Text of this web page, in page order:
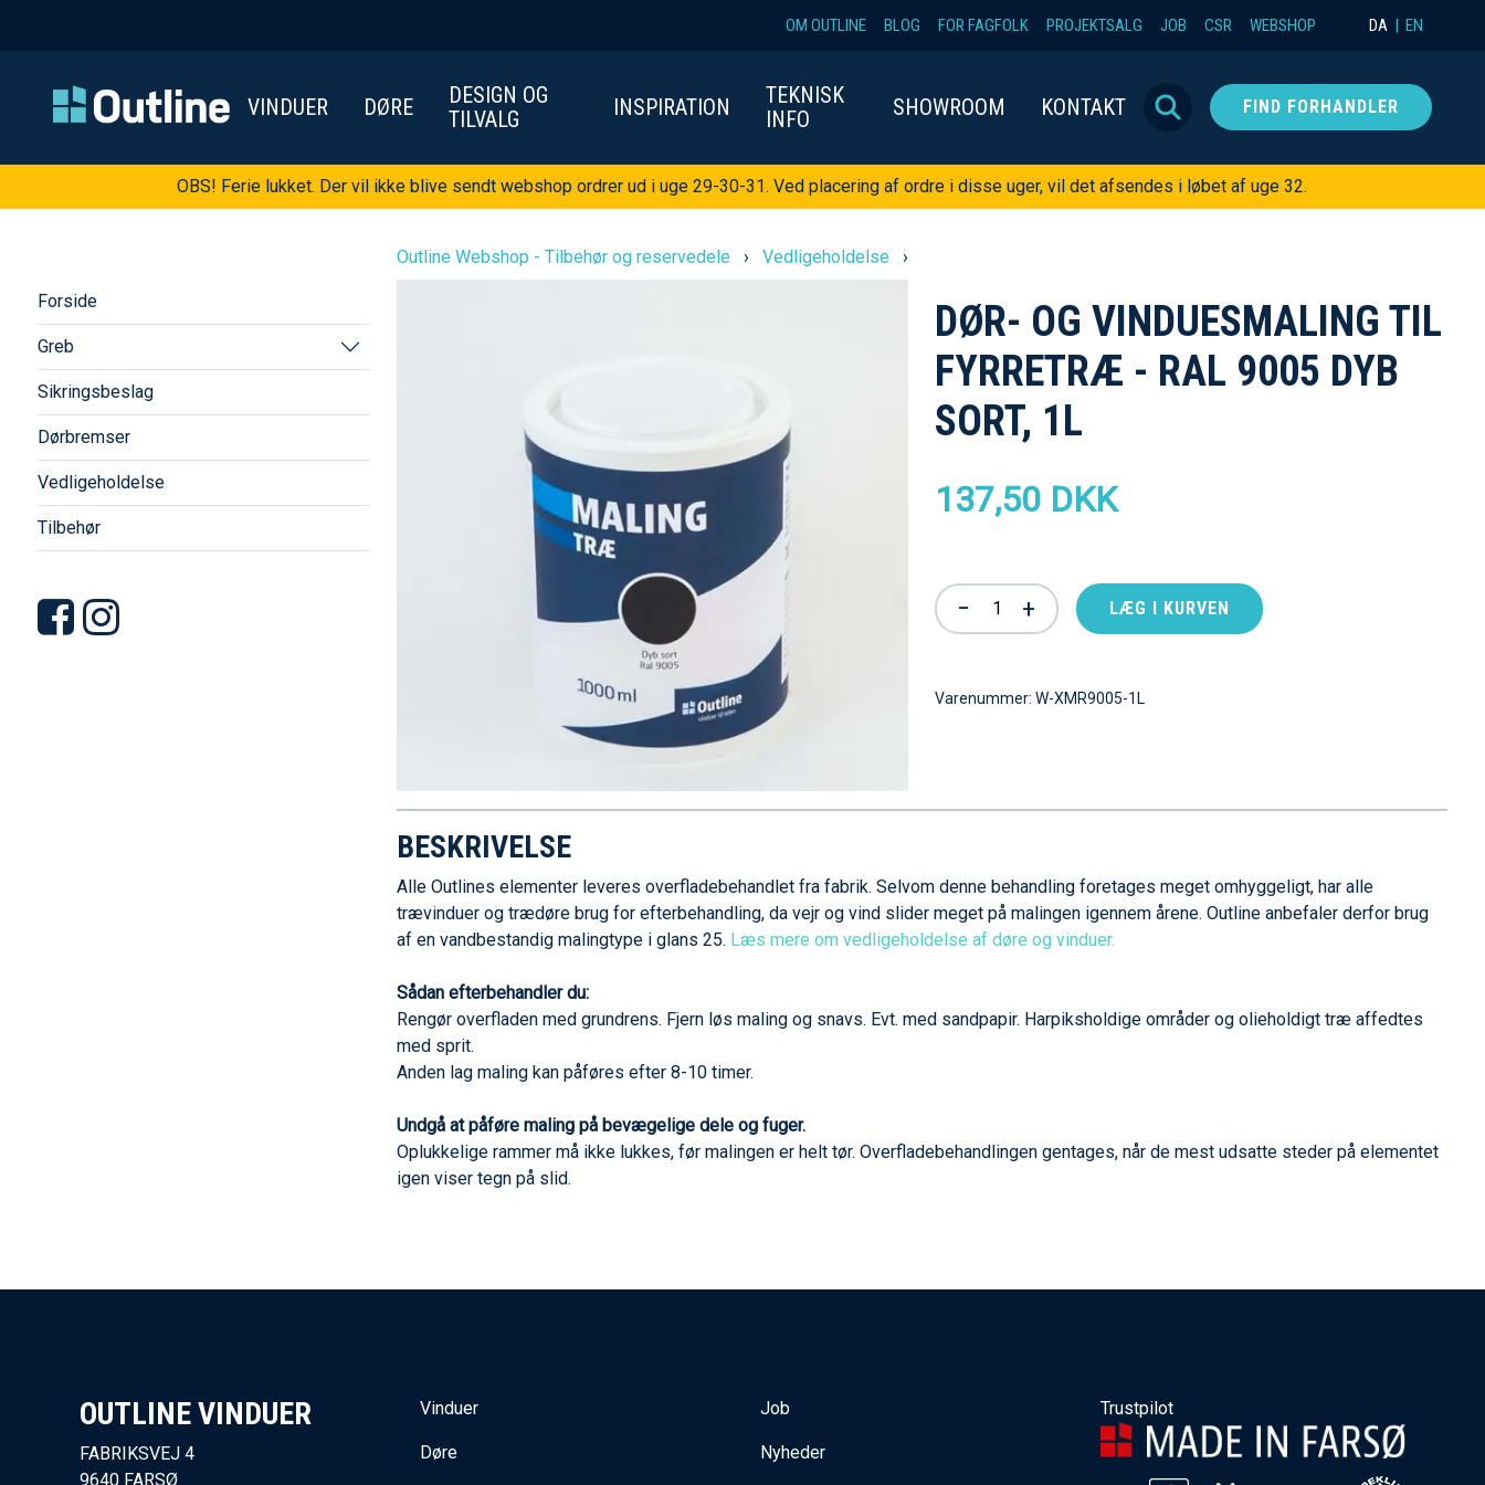
VINDUER DØRE
DESIGN OG
TILVALG
INSPIRATION
TEKNISK
INFO
SHOWROOM KONTAKT FIND FORHANDLER
OM OUTLINE BLOG FOR FAGFOLK PROJEKTSALG JOB CSR WEBSHOP DA EN
OBS! Ferie lukket. Der vil ikke blive sendt webshop ordrer ud i uge 29-30-31. Ved placering af ordre i disse uger, vil det afsendes i løbet af uge 32.
Forside
Greb
Sikringsbeslag
Dørbremser
Vedligeholdelse
Tilbehør
Outline Webshop - Tilbehør og reservedele › Vedligeholdelse ›
DØR- OG VINDUESMALING TIL
FYRRETRÆ - RAL 9005 DYB
SORT, 1L
137,50 DKK
− + LÆG I KURVEN
Varenummer:W-XMR9005-1L
BESKRIVELSE
Alle Outlines elementer leveres overfladebehandlet fra fabrik. Selvom denne behandling foretages meget omhyggeligt, har alle
trævinduer og trædøre brug for efterbehandling, da vejr og vind slider meget på malingen igennem årene. Outline anbefaler derfor brug
af en vandbestandig malingtype i glans 25. Læs mere om vedligeholdelse af døre og vinduer.
Sådan efterbehandler du:
Rengør overfladen med grundrens. Fjern løs maling og snavs. Evt. med sandpapir. Harpiksholdige områder og olieholdigt træ affedtes
med sprit.
Anden lag maling kan påføres efter 8-10 timer.
Undgå at påføre maling på bevægelige dele og fuger.
Oplukkelige rammer må ikke lukkes, før malingen er helt tør. Overfladebehandlingen gentages, når de mest udsatte steder på elementet
igen viser tegn på slid.
OUTLINE VINDUER​
FABRIKSVEJ 4
9640 FARSØ
Vinduer
Døre
Job
Nyheder
Trustpilot